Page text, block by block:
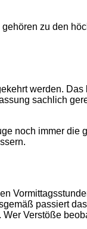
zu den
werden.
sachlich
noch immer die
passiert
Verstöße